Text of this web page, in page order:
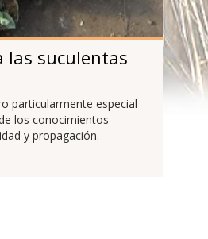
las suculentas
particularmente especial
los conocimientos
y propagación.